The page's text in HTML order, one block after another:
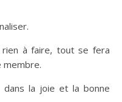
à faire, tout se fera
membre.
dans la joie et la bonne